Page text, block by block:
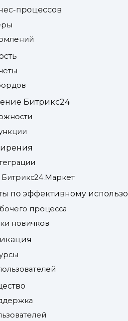
процессов
Битрикс24
по эффективному
процесса
новичков